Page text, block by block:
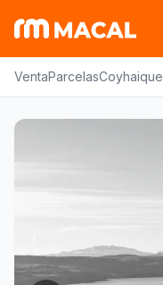
VentaParcelasCoyhaique